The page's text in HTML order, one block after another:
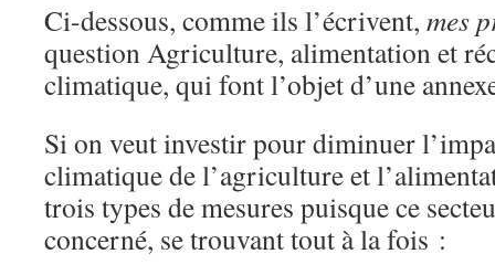
Ci-dessous, comme ils l’écrivent, mes
question Agriculture, alimentation et
climatique, qui font l’objet d’une
Si on veut investir pour diminuer
climatique de l’agriculture et
trois types de mesures puisque ce
concerné, se trouvant tout à la fois :